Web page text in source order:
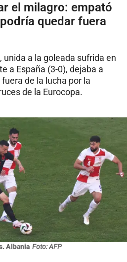
el milagro: empató
quedar fuera
unida a la goleada sufrida en
a España (3-0), dejaba a
de la lucha por la
de la Eurocopa.
Albania Foto: AFP